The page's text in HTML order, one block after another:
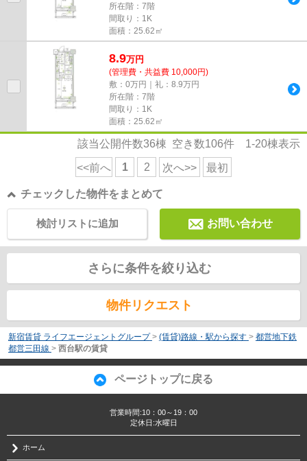
所在階：7階
間取り：1K
面積：25.62㎡
8.9万円
(管理費・共益費 10,000円)
敷：0万円｜礼：8.9万円
所在階：7階
間取り：1K
面積：25.62㎡
該当公開件数36棟 空き数106件 1-20棟表示
<<前へ 1 2 次へ>> 最初
チェックした物件をまとめて
お問い合わせ
検討リストに追加
さらに条件を絞り込む
物件リクエスト
新宿賃貸 ライフエージェントグループ > (賃貸)路線・駅から探す > 都営地下鉄
都営三田線 > 西台駅の賃貸
ページトップに戻る
営業時間:10：00～19：00
定休日:水曜日
ホーム